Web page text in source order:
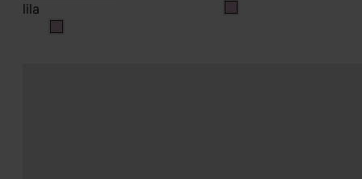
lila
lila
lila